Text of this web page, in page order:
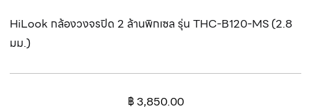
HiLook กล้องวงจรปิด 2 ล้านพิกเซล รุ่น THC-B120-MS (2.8
มม.)
฿3,850.00